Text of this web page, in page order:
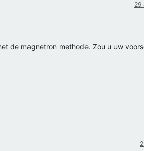
29
de magnetron methode. Zou u uw